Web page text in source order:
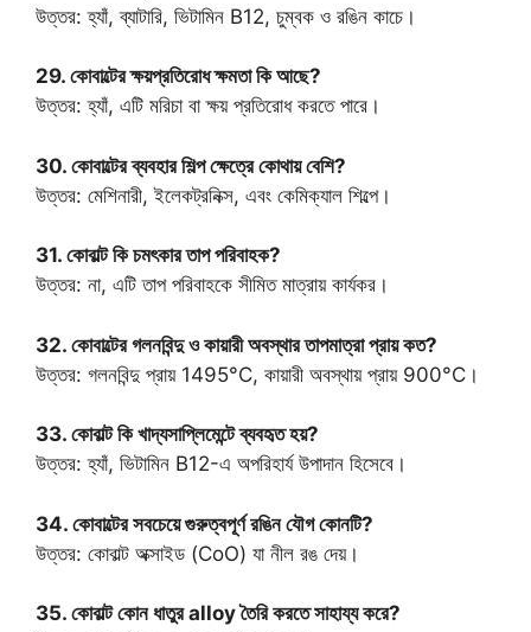
উত্তর: হ্যাঁ, ব্যাটারি, ভিটামিন B12, চুম্বক ও রঙিন কাচে।
29. কোবাল্টের ক্ষয়প্রতিরোধ ক্ষমতা কি আছে?
উত্তর: হ্যাঁ, এটি মরিচা বা ক্ষয় প্রতিরোধ করতে পারে।
30. কোবাল্টের ব্যবহার শিল্প ক্ষেত্রে কোথায় বেশি?
উত্তর: মেশিনারী, ইলেকট্রনিক্স, এবং কেমিক্যাল শিল্পে।
31. কোবাল্ট কি চমৎকার তাপ পরিবাহক?
উত্তর: না, এটি তাপ পরিবাহকে সীমিত মাত্রায় কার্যকর।
32. কোবাল্টের গলনবিন্দু ও কায়ারী অবস্থার তাপমাত্রা প্রায় কত?
উত্তর: গলনবিন্দু প্রায় 1495°C, কায়ারী অবস্থায় প্রায় 900°C।
33. কোবাল্ট কি খাদ্যসাপ্লিমেন্টে ব্যবহৃত হয়?
উত্তর: হ্যাঁ, ভিটামিন B12-এ অপরিহার্য উপাদান হিসেবে।
34. কোবাল্টের সবচেয়ে গুরুত্বপূর্ণ রঙিন যৌগ কোনটি?
উত্তর: কোবাল্ট অক্সাইড (CoO) যা নীল রঙ দেয়।
35. কোবাল্ট কোন ধাতুর alloy তৈরি করতে সাহায্য করে?